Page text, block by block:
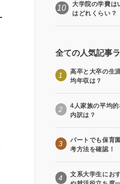
10
大学院の学費は
はどれくらい？
全ての人気記事
1
高卒と大卒の生
均年収は？
2
4人家族の平均
内訳は？
3
パートでも保育
考方法を確認！
4
文系大学生にお